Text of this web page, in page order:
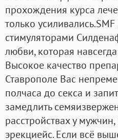
прохождения курса
только
стимуляторами
любви, которая
Высокое качество
Ставрополе Вас
полчаса до секса и
замедлить
расстройствах у
эрекциейс. Если всё